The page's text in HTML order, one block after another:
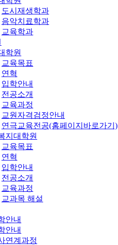
도시재생학과
음악치료학과
교육학과
학원
교육목표
연혁
입학안내
전공소개
교육과정
교원자격검정안내
연극교육전공(홈페이지바로가기)
지대학원
교육목표
연혁
입학안내
전공소개
교육과정
교과목 해설
안내
안내
연계과정